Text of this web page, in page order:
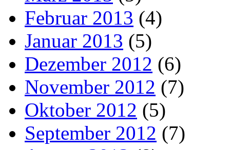
Februar 2013 (4)
Januar 2013 (5)
Dezember 2012 (6)
November 2012 (7)
Oktober 2012 (5)
September 2012 (7)